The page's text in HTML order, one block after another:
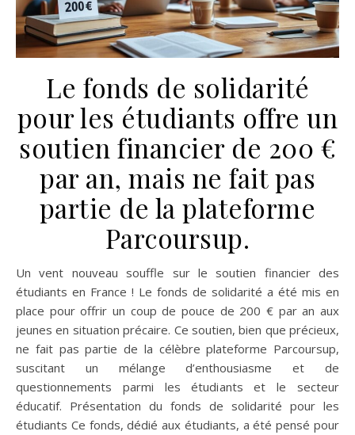
Le fonds de solidarité
pour les étudiants offre un
soutien financier de 200 €
par an, mais ne fait pas
partie de la plateforme
Parcoursup.
Un vent nouveau souffle sur le soutien financier des
étudiants en France ! Le fonds de solidarité a été mis en
place pour offrir un coup de pouce de 200 € par an aux
jeunes en situation précaire. Ce soutien, bien que précieux,
ne fait pas partie de la célèbre plateforme Parcoursup,
suscitant un mélange d’enthousiasme et de
questionnements parmi les étudiants et le secteur
éducatif. Présentation du fonds de solidarité pour les
étudiants Ce fonds, dédié aux étudiants, a été pensé pour